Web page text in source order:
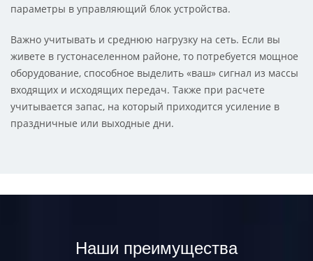
параметры в управляющий блок устройства.
Важно учитывать и среднюю нагрузку на сеть. Если вы
живете в густонаселенном районе, то потребуется мощное
оборудование, способное выделить «ваш» сигнал из массы
входящих и исходящих передач. Также при расчете
учитывается запас, на который приходится усиление в
праздничные или выходные дни.
Наши преимущества